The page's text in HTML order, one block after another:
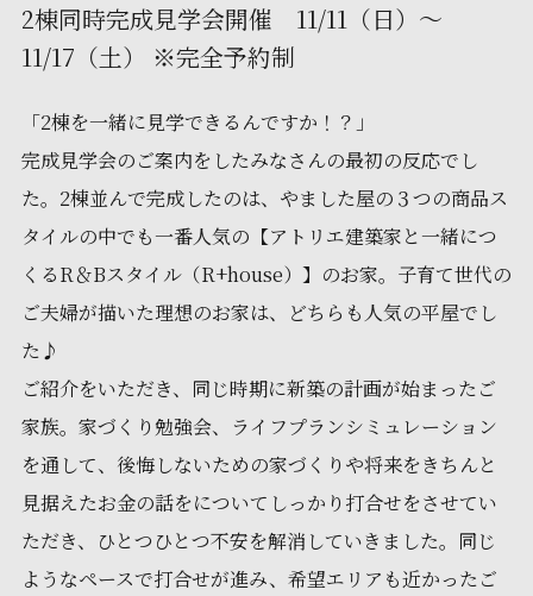
2棟同時完成見学会開催 11/11（日）～
11/17（土） ※完全予約制
「2棟を一緒に見学できるんですか！？」
完成見学会のご案内をしたみなさんの最初の反応でし
た。2棟並んで完成したのは、やました屋の３つの商品ス
タイルの中でも一番人気の【アトリエ建築家と一緒につ
くるR＆Bスタイル（R+house）】のお家。子育て世代の
ご夫婦が描いた理想のお家は、どちらも人気の平屋でし
た♪
ご紹介をいただき、同じ時期に新築の計画が始まったご
家族。 家づくり勉強会、ライフプランシミュレーション
を通して、後悔しないための家づくりや将来をきちんと
見据えたお金の話をについてしっかり打合せをさせてい
ただき、ひとつひとつ不安を解消していきました。同じ
ようなペースで打合せが進み、希望エリアも近かったご